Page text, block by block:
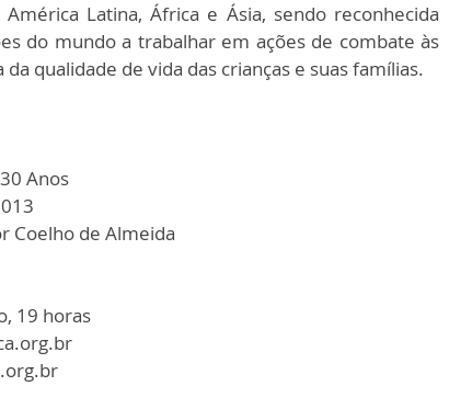
Latina, África e Ásia, sendo reconhecida
do mundo a trabalhar em ações de combate às
qualidade de vida das crianças e suas famílias.
Anos
Coelho de Almeida
19 horas